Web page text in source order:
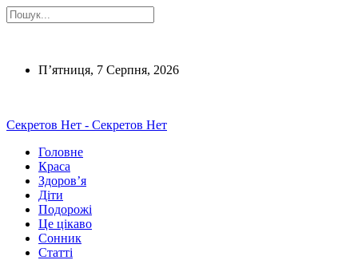
П’ятниця, 7 Серпня, 2026
Секретов Нет - Секретов Нет
Головне
Краса
Здоров’я
Діти
Подорожі
Це цікаво
Сонник
Статті